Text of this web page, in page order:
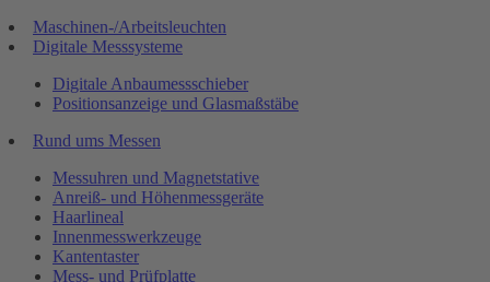
Maschinen-/Arbeitsleuchten
Digitale Messsysteme
Digitale Anbaumessschieber
Positionsanzeige und Glasmaßstäbe
Rund ums Messen
Messuhren und Magnetstative
Anreiß- und Höhenmessgeräte
Haarlineal
Innenmesswerkzeuge
Kantentaster
Mess- und Prüfplatte